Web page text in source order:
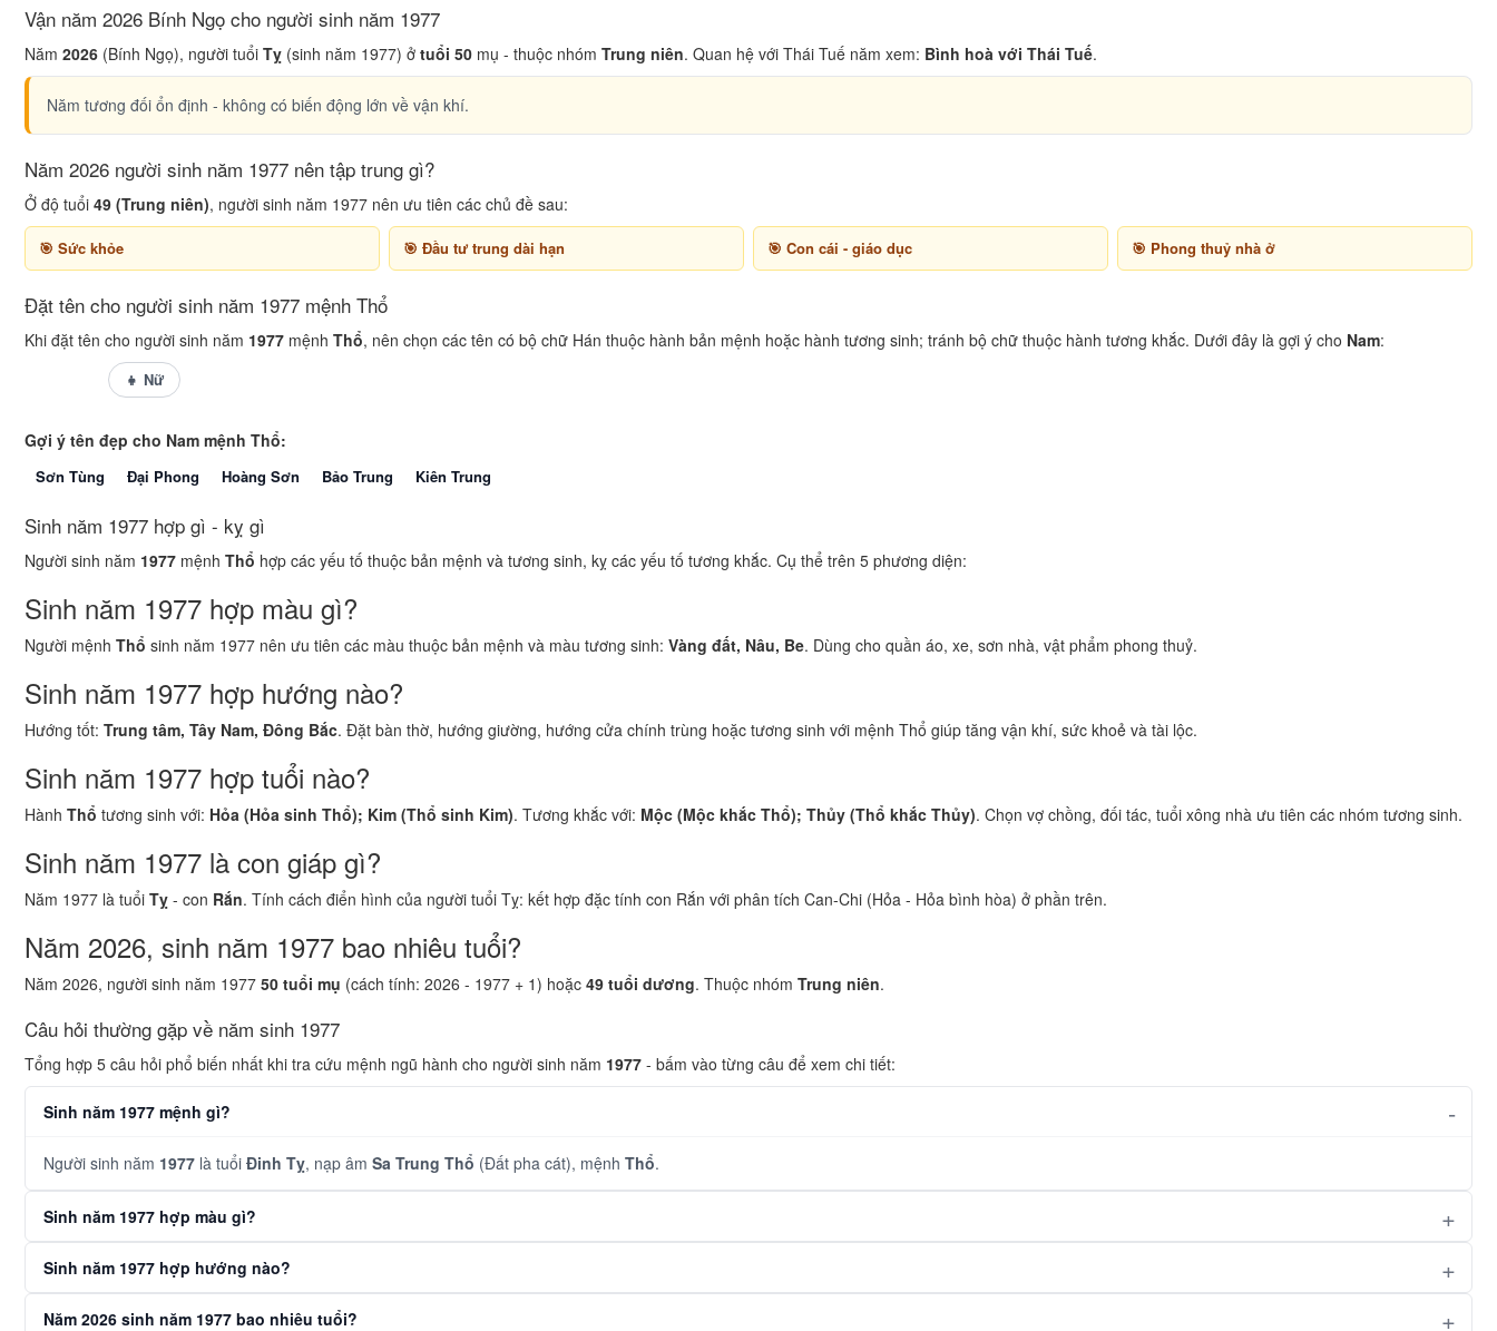
Vận năm 2026 Bính Ngọ cho người sinh năm 1977
Năm 2026 (Bính Ngọ), người tuổi Tỵ (sinh năm 1977) ở tuổi 50 mụ - thuộc nhóm Trung niên. Quan hệ với Thái Tuế năm xem: Bình hoà với Thái Tuế.
Năm tương đối ổn định - không có biến động lớn về vận khí.
Năm 2026 người sinh năm 1977 nên tập trung gì?
Ở độ tuổi 49 (Trung niên), người sinh năm 1977 nên ưu tiên các chủ đề sau:
Sức khỏe Đầu tư trung dài hạn Con cái - giáo dục Phong thuỷ nhà ở
Đặt tên cho người sinh năm 1977 mệnh Thổ
Khi đặt tên cho người sinh năm 1977 mệnh Thổ, nên chọn các tên có bộ chữ Hán thuộc hành bản mệnh hoặc hành tương sinh; tránh bộ chữ thuộc hành tương khắc. Dưới đây là gợi ý cho Nam:
👧 Nữ
Gợi ý tên đẹp cho Nam mệnh Thổ:
Sơn Tùng Đại Phong Hoàng Sơn Bảo Trung Kiên Trung
Sinh năm 1977 hợp gì - kỵ gì
Người sinh năm 1977 mệnh Thổ hợp các yếu tố thuộc bản mệnh và tương sinh, kỵ các yếu tố tương khắc. Cụ thể trên 5 phương diện:
Sinh năm 1977 hợp màu gì?
Người mệnh Thổ sinh năm 1977 nên ưu tiên các màu thuộc bản mệnh và màu tương sinh: Vàng đất, Nâu, Be. Dùng cho quần áo, xe, sơn nhà, vật phẩm phong thuỷ.
Sinh năm 1977 hợp hướng nào?
Hướng tốt: Trung tâm, Tây Nam, Đông Bắc. Đặt bàn thờ, hướng giường, hướng cửa chính trùng hoặc tương sinh với mệnh Thổ giúp tăng vận khí, sức khoẻ và tài lộc.
Sinh năm 1977 hợp tuổi nào?
Hành Thổ tương sinh với: Hỏa (Hỏa sinh Thổ); Kim (Thổ sinh Kim). Tương khắc với: Mộc (Mộc khắc Thổ); Thủy (Thổ khắc Thủy). Chọn vợ chồng, đối tác, tuổi xông nhà ưu tiên các nhóm tương sinh.
Sinh năm 1977 là con giáp gì?
Năm 1977 là tuổi Tỵ - con Rắn. Tính cách điển hình của người tuổi Tỵ: kết hợp đặc tính con Rắn với phân tích Can-Chi (Hỏa - Hỏa bình hòa) ở phần trên.
Năm 2026, sinh năm 1977 bao nhiêu tuổi?
Năm 2026, người sinh năm 1977 50 tuổi mụ (cách tính: 2026 - 1977 + 1) hoặc 49 tuổi dương. Thuộc nhóm Trung niên.
Câu hỏi thường gặp về năm sinh 1977
Tổng hợp 5 câu hỏi phổ biến nhất khi tra cứu mệnh ngũ hành cho người sinh năm 1977 - bấm vào từng câu để xem chi tiết:
Sinh năm 1977 mệnh gì?
Người sinh năm 1977 là tuổi Đinh Tỵ, nạp âm Sa Trung Thổ (Đất pha cát), mệnh Thổ.
Sinh năm 1977 hợp màu gì?
Sinh năm 1977 hợp hướng nào?
Năm 2026 sinh năm 1977 bao nhiêu tuổi?